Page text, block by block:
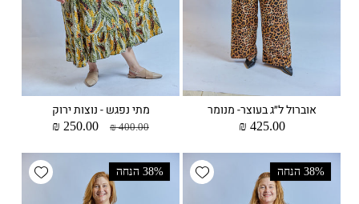
אוברול ל״ג בעוצר- מנומר
מחיר
425.00 ₪
מתי נפגש - נוצות ירוק
מחיר
400.00 ₪
מחיר
250.00 ₪
Add wishlist 38% הנחה wishlist 38% הנחה